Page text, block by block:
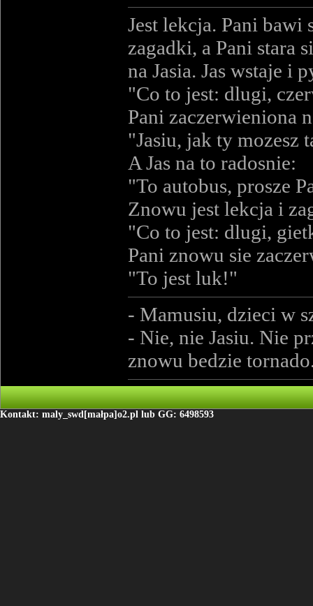
Jest lekcja. Pani
zagadki, a Pani stara
na Jasia. Jas wstaje i
"Co to jest: dlugi,
Pani zaczerwieniona
"Jasiu, jak ty mozesz
A Jas na to radosnie:
"To autobus, prosze
Znowu jest lekcja i
"Co to jest: dlugi,
Pani znowu sie
"To jest luk!"
- Mamusiu, dzieci w
- Nie, nie Jasiu. Nie
znowu bedzie
Kontakt: maly_swd[małpa]o2.pl lub GG: 6498593